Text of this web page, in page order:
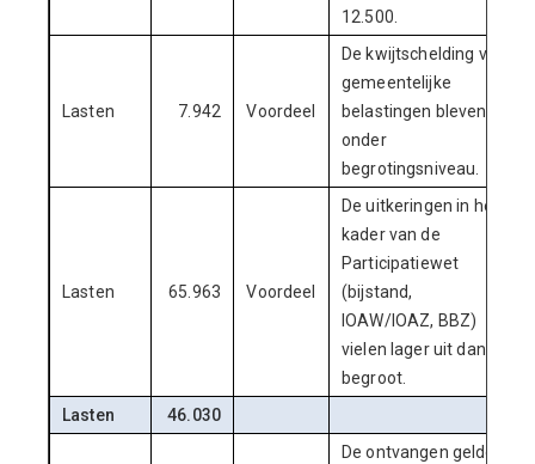
12.500.
Lasten 7.942 Voordeel
De kwijtschelding van
gemeentelijke
belastingen bleven
onder
begrotingsniveau.
Lasten 65.963 Voordeel
De uitkeringen in het
kader van de
Participatiewet
(bijstand,
IOAW/IOAZ, BBZ)
vielen lager uit dan
begroot.
Lasten
46.030
De ontvangen gelden